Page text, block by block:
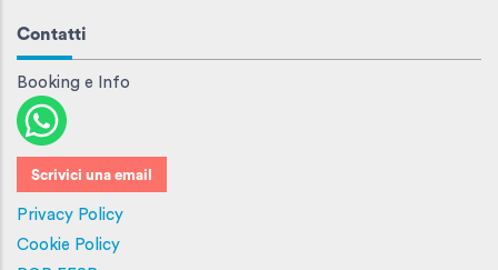
Contatti
Booking e Info
Scrivici una email
Privacy Policy
Cookie Policy